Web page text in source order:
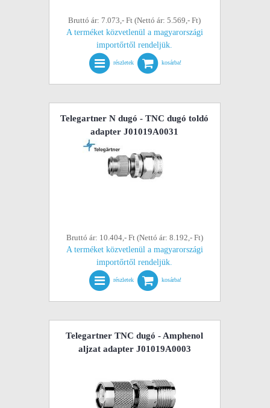
Bruttó ár: 7.073,- Ft (Nettó ár: 5.569,- Ft)
A terméket közvetlenül a magyarországi
importőrtől rendeljük.
részletek kosárba!
Telegartner N dugó - TNC dugó toldó
adapter J01019A0031
Bruttó ár: 10.404,- Ft (Nettó ár: 8.192,- Ft)
A terméket közvetlenül a magyarországi
importőrtől rendeljük.
részletek kosárba!
Telegartner TNC dugó - Amphenol
aljzat adapter J01019A0003